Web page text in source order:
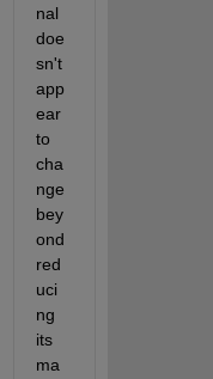
nal
doe
sn't
app
ear
to
cha
nge
bey
ond
red
uci
ng
its
ma